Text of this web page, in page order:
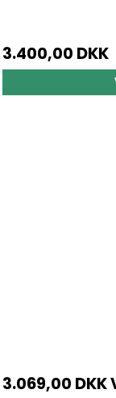
3.400,00 DKK
3.069,00 DKK